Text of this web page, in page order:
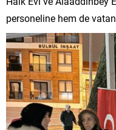
personeline hem de